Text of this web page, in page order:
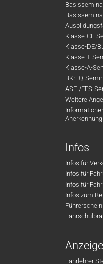
Klasse-CE-
Klasse-DE/
Klasse-T-
Klasse-A-
BKrFQ-
ASF-/FES-
Weitere
Anerkennung
Infos
Infos für
Infos für
Infos für
Infos zum
Fahrlehrer